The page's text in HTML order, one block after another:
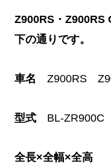
Z900RS・Z900RS
下の通りです。
車名 Z900RS
型式 BL-ZR900C
全長×全幅×全高